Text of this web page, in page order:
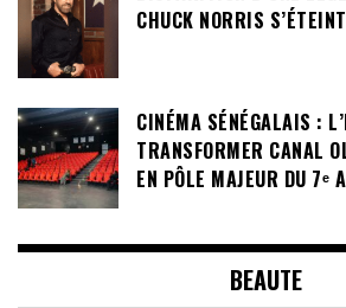
CHUCK NORRIS
CINÉMA SÉNÉGALAIS :
TRANSFORMER CANAL
EN PÔLE MAJEUR DU 7ᵉ
BEAUTE